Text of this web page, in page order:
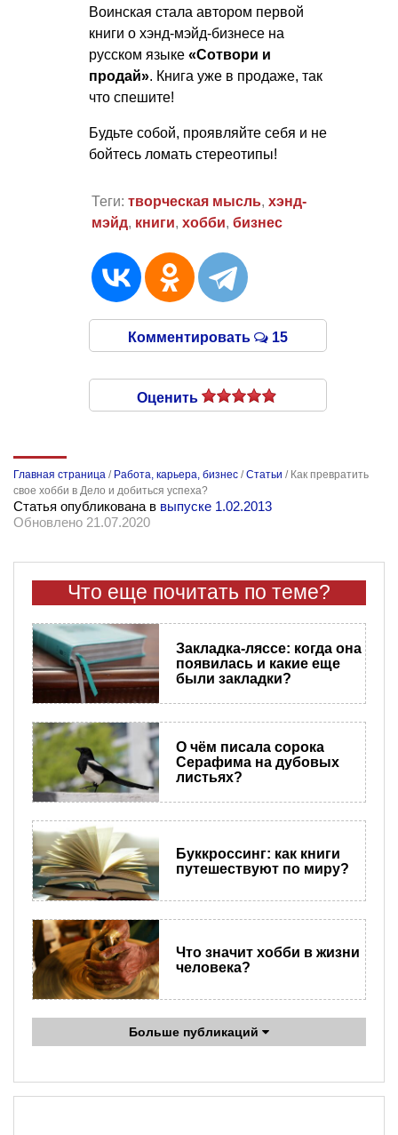
Воинская стала автором первой
книги о хэнд-мэйд-бизнесе на
русском языке «Сотвори и
продай». Книга уже в продаже, так
что спешите!
Будьте собой, проявляйте себя и не
бойтесь ломать стереотипы!
Теги: творческая мысль, хэнд-
мэйд, книги, хобби, бизнес
Комментировать 15
Оценить
Главная страница / Работа, карьера, бизнес /Статьи / Как превратить
свое хобби в Дело и добиться успеха?
Статья опубликована в выпуске 1.02.2013
Обновлено 21.07.2020
Что еще почитать по теме?
Закладка-ляссе: когда она
появилась и какие еще
были закладки?
О чём писала сорока
Серафима на дубовых
листьях?
Буккроссинг: как книги
путешествуют по миру?
Что значит хобби в жизни
человека?
Больше публикаций